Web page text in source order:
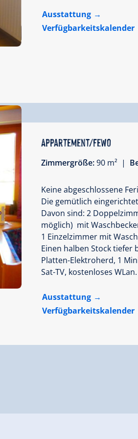
Ausstattung
Verfügbarkeitskalender
Appartement/Fewo
Zimmergröße:90 m² |
Keine abgeschlossene
Die gemütlich
Davon sind: 2
möglich) mit
1 Einzelzimmer mit
Einen halben Stock tiefer
Platten-Elektroherd, 1
Sat-TV, kostenloses WLan.
Ausstattung
Verfügbarkeitskalender